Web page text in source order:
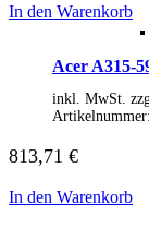
PC-
In den Warenkorb
Acer A315-
inkl. MwSt.
Artikelnummer:
813,71 €
In den Warenkorb